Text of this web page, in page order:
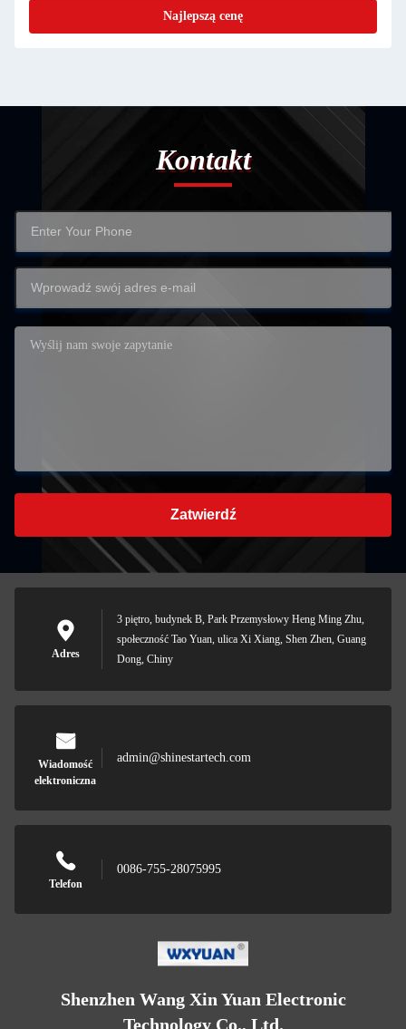
Najlepszą cenę
Kontakt
Zatwierdź
Adres
3 piętro, budynek B, Park Przemysłowy Heng Ming Zhu,
społeczność Tao Yuan, ulica Xi Xiang, Shen Zhen, Guang
Dong, Chiny
Wiadomość
elektroniczna
admin@shinestartech.com
Telefon
0086-755-28075995
Shenzhen Wang Xin Yuan Electronic
Technology Co., Ltd.